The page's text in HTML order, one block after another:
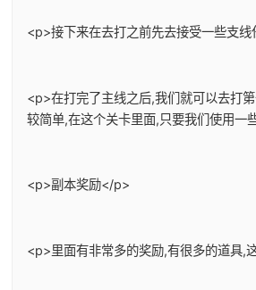
<p>接下来在去打之前先去接受一些支
<p>在打完了主线之后,我们就可以去打
较简单,在这个关卡里面,只要我们使用一
<p>副本奖励</p>
<p>里面有非常多的奖励,有很多的道具,